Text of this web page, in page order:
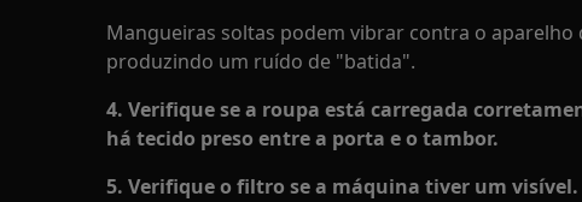
Mangueiras soltas podem vibrar contra o
produzindo um ruído de "batida".
4. Verifique se a roupa está carregada
há tecido preso entre a porta e o tambor.
5. Verifique o filtro se a máquina tiver um visível.